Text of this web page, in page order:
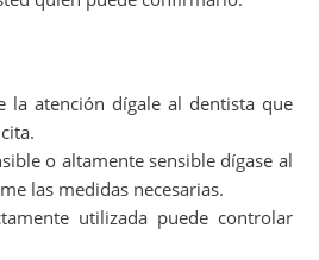
la atención dígale al dentista que
o altamente sensible dígase al
las medidas necesarias.
utilizada puede controlar